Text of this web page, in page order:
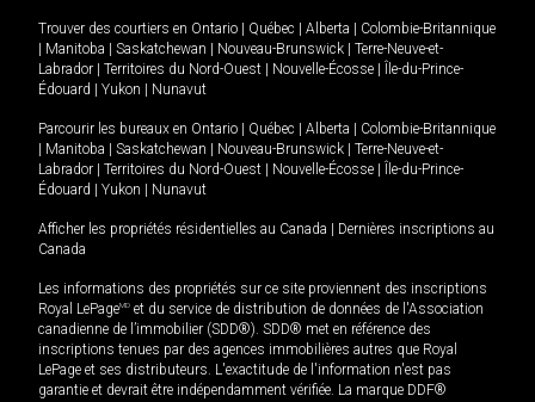
Trouver des courtiers en Ontario | Québec | Alberta | Colombie-Britannique
| Manitoba | Saskatchewan | Nouveau-Brunswick | Terre-Neuve-et-
Labrador | Territoires du Nord-Ouest | Nouvelle-Écosse | Île-du-Prince-
Édouard | Yukon | Nunavut
Parcourir les bureaux en Ontario | Québec | Alberta | Colombie-Britannique
| Manitoba | Saskatchewan | Nouveau-Brunswick | Terre-Neuve-et-
Labrador | Territoires du Nord-Ouest | Nouvelle-Écosse | Île-du-Prince-
Édouard | Yukon | Nunavut
Afficher les propriétés résidentielles au Canada | Dernières inscriptions au
Canada
Les informations des propriétés sur ce site proviennent des inscriptions
Royal LePageMD et du service de distribution de données de l'Association
canadienne de l’immobilier (SDD®). SDD® met en référence des
inscriptions tenues par des agences immobilières autres que Royal
LePage et ses distributeurs. L'exactitude de l'information n'est pas
garantie et devrait être indépendamment vérifiée. La marque DDF®